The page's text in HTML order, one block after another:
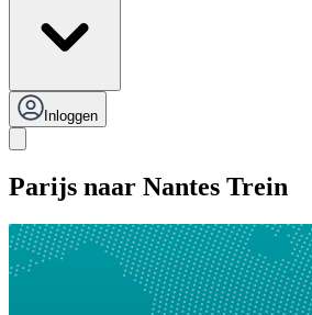
Inloggen
Parijs naar Nantes Trein